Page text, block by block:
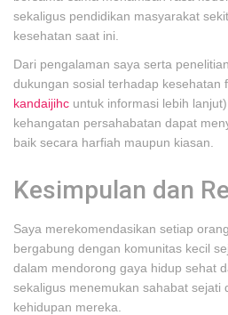
sekaligus pendidikan masyarakat
kesehatan saat ini.
Dari pengalaman saya serta
dukungan sosial terhadap kesehatan
kandaijihc untuk informasi lebih
kehangatan persahabatan dapat
baik secara harfiah maupun kiasan.
Kesimpulan dan
Saya merekomendasikan setiap
bergabung dengan komunitas kecil
dalam mendorong gaya hidup sehat
sekaligus menemukan sahabat sejati
kehidupan mereka.